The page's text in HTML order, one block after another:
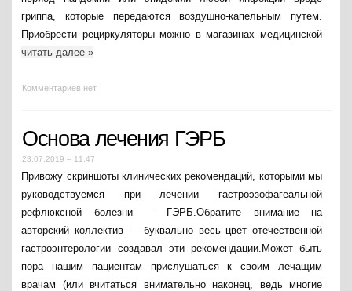
гриппа, которые передаются воздушно-капельным путем.
Приобрести рециркуляторы можно в магазинах медицинской
читать далее»
Комментариев нет
Основа лечения ГЭРБ
23.07.2019 – 11:47
Привожу скриншоты клинических рекомендаций, которыми мы
руководствуемся при лечении гастроэзофагеальной
рефлюксной болезни — ГЭРБ.Обратите внимание на
авторский коллектив — буквально весь цвет отечественной
гастроэнтерологии создавал эти рекомендации.Может быть
пора нашим пациентам прислушаться к своим лечащим
врачам (или вчитаться внимательно наконец, ведь многие